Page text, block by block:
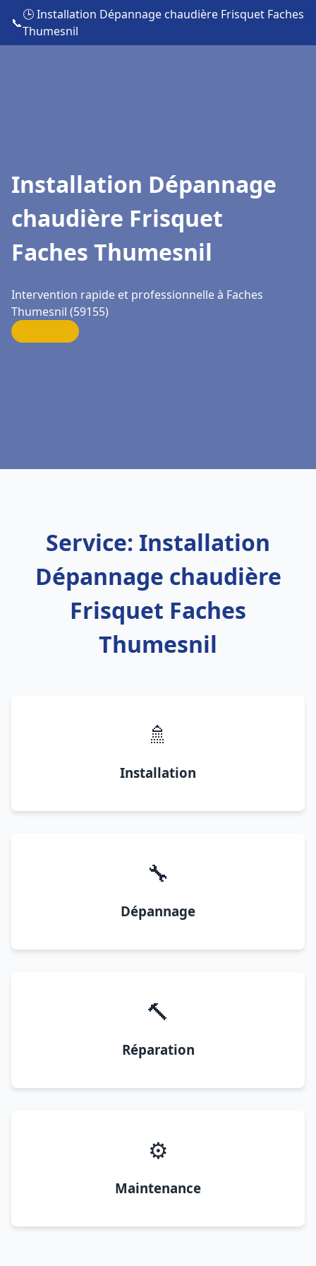
📞
🕒 Installation Dépannage chaudière Frisquet Faches
Thumesnil
Installation Dépannage
chaudière Frisquet
Faches Thumesnil
Intervention rapide et professionnelle à Faches
Thumesnil (59155)
Service: Installation
Dépannage chaudière
Frisquet Faches
Thumesnil
🚿
Installation
🔧
Dépannage
🔨
Réparation
⚙️
Maintenance